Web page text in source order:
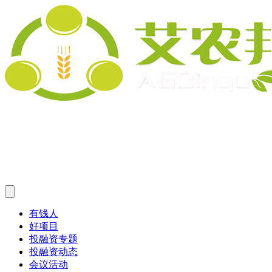
有钱人
好项目
投融资专题
投融资动态
会议活动